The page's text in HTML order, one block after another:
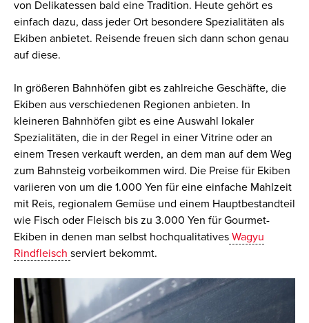
von Delikatessen bald eine Tradition. Heute gehört es
einfach dazu, dass jeder Ort besondere Spezialitäten als
Ekiben anbietet. Reisende freuen sich dann schon genau
auf diese.
In größeren Bahnhöfen gibt es zahlreiche Geschäfte, die
Ekiben aus verschiedenen Regionen anbieten. In
kleineren Bahnhöfen gibt es eine Auswahl lokaler
Spezialitäten, die in der Regel in einer Vitrine oder an
einem Tresen verkauft werden, an dem man auf dem Weg
zum Bahnsteig vorbeikommen wird. Die Preise für Ekiben
variieren von um die1.000 Yen für eine einfache Mahlzeit
mit Reis, regionalem Gemüse und einem Hauptbestandteil
wie Fisch oder Fleisch bis zu 3.000 Yen für Gourmet-
Ekiben in denen man selbst hochqualitativesWagyu
Rindfleisch serviert bekommt.